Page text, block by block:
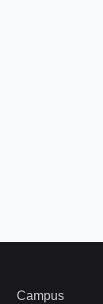
Campus